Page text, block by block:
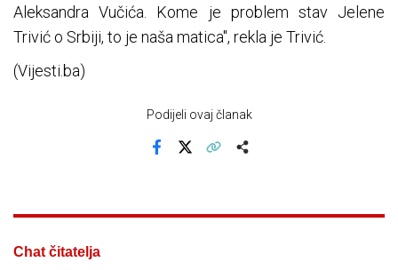
Aleksandra Vučića. Kome je problem stav Jelene
Trivić o Srbiji, to je naša matica", rekla je Trivić.
(Vijesti.ba)
Podijeli ovaj članak
Chat čitatelja